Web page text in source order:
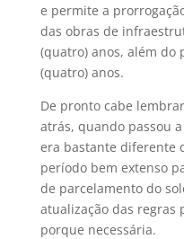
e permite a
das obras de
(quatro) anos, além do
(quatro) anos.
De pronto cabe
atrás, quando passou
era bastante diferente
período bem extenso
de parcelamento do
atualização das regras
porque necessária.